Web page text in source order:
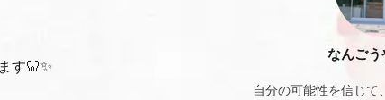
す🦷✨
なんごう
自分の可能性を信じて